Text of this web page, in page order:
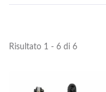
Risultato 1 - 6 di 6